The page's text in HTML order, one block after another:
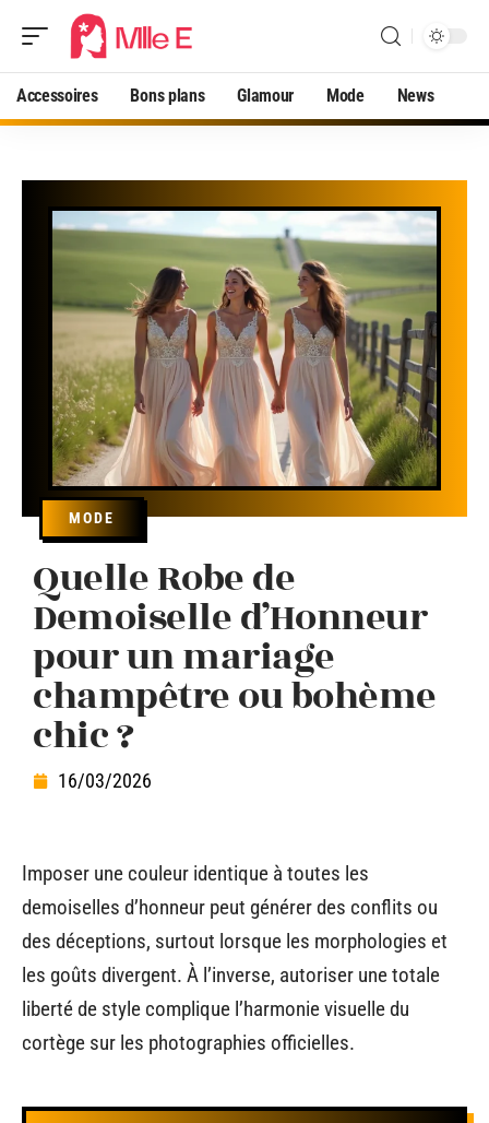
Accessoires Bons plans Glamour Mode News
MODE
Quelle Robe de
Demoiselle d’Honneur
pour un mariage
champêtre ou bohème
chic ?
16/03/2026
Imposer une couleur identique à toutes les
demoiselles d’honneur peut générer des conflits ou
des déceptions, surtout lorsque les morphologies et
les goûts divergent. À l’inverse, autoriser une totale
liberté de style complique l’harmonie visuelle du
cortège sur les photographies officielles.